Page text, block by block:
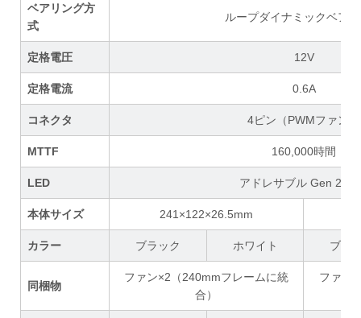
ベアリング方
式
ループダイナミックベア
定格電圧 12V
定格電流 0.6A
コネクタ 4ピン（PWMファン）
MTTF 160,000時間
LED アドレサブル Gen 2
本体サイズ 241×122×26.5mm
カラー ブラック ホワイト ブラ
同梱物
ファン×2（240mmフレームに統
合）
ファン